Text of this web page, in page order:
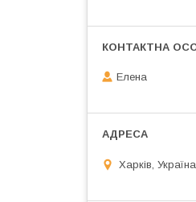
Елена
Харків, Україна